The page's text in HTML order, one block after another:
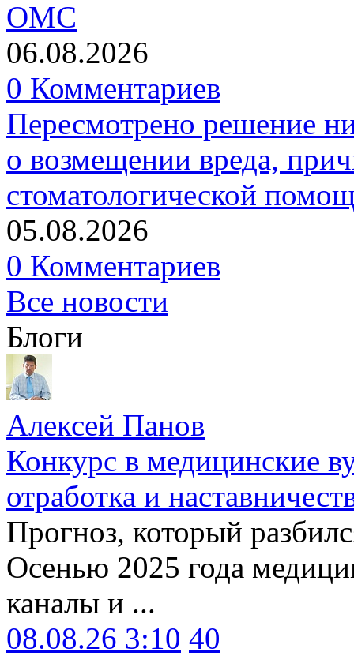
ОМС
06.08.2026
0 Комментариев
Пересмотрено решение
о возмещении вреда,
стоматологической
05.08.2026
0 Комментариев
Все новости
Блоги
Алексей Панов
Конкурс в медицинские
отработка и
Прогноз, который
Осенью 2025 года
каналы и ...
08.08.26 3:10 40